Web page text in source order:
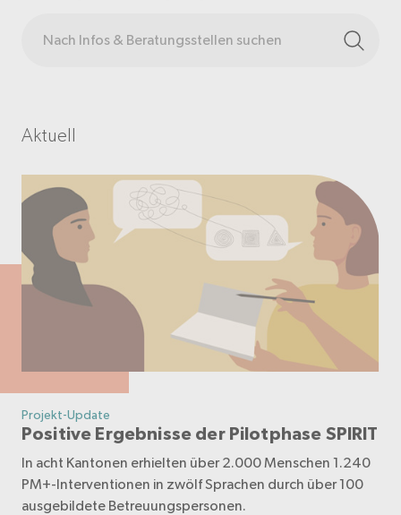
Aktuell
Projekt-Update
Positive Ergebnisse der Pilotphase SPIRIT
In acht Kantonen erhielten über 2.000 Menschen 1.240
PM+-Interventionen in zwölf Sprachen durch über 100
ausgebildete Betreuungspersonen.